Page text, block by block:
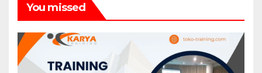
You missed